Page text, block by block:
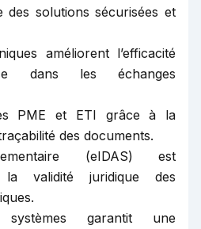
des solutions sécurisées et
améliorent l’efficacité
dans les échanges
PME et ETI grâce à la
des documents.
(eIDAS) est
la validité juridique des
garantit une